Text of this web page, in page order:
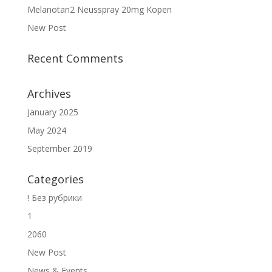
Melanotan2 Neusspray 20mg Kopen
New Post
Recent Comments
Archives
January 2025
May 2024
September 2019
Categories
! Без рубрики
1
2060
New Post